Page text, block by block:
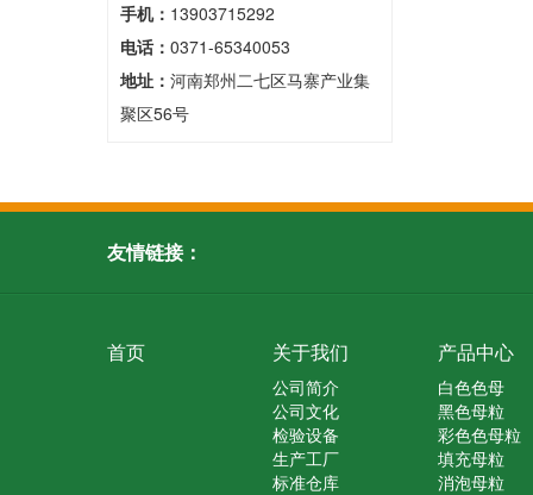
手机： 13903715292
电话： 0371-65340053
地址： 河南郑州二七区马寨产业集
聚区56号
友情链接：
首页 关于我们
公司简介
公司文化
检验设备
生产工厂
标准仓库
产品中心
白色色母
黑色母粒
彩色色母粒
填充母粒
消泡母粒